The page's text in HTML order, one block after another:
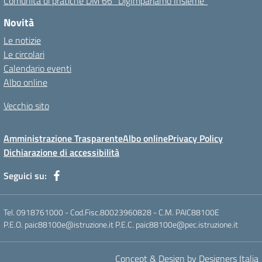
Novità
Le notizie
Le circolari
Calendario eventi
Albo online
Vecchio sito
Amministrazione TrasparenteAlbo onlinePrivacy Policy
Dichiarazione di accessibilità
Seguici su:
Tel. 0918761000 - Cod.Fisc.80023960828 - C.M. PAIC88100E
P.E.O. paic88100e@istruzione.it P.E.C. paic88100e@pec.istruzione.it
Concept & Design by Designers Italia